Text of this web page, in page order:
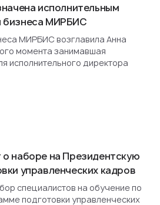
исполнительным
бизнеса МИРБИС
МИРБИС возглавила Анна
момента занимавшая
исполнительного директора
наборе на Президентскую
управленческих кадров
специалистов на обучение по
подготовки управленческих